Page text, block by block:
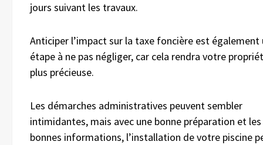
jours suivant les travaux.
Anticiper l’impact sur la taxe foncière est également
étape à ne pas négliger, car cela rendra votre
plus précieuse.
Les démarches administratives peuvent sembler
intimidantes, mais avec une bonne préparation et les
bonnes informations, l’installation de votre piscine